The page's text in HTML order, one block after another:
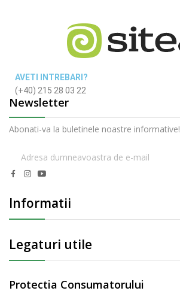
AVETI INTREBARI?
(+40) 215 28 03 22
Newsletter
Abonati-va la buletinele noastre informative!
Informatii
Legaturi utile
Protectia Consumatorului